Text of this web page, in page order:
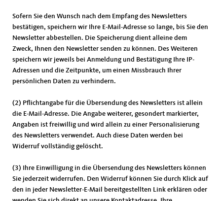
Sofern Sie den Wunsch nach dem Empfang des Newsletters
bestätigen, speichern wir Ihre E-Mail-Adresse so lange, bis Sie den
Newsletter abbestellen. Die Speicherung dient alleine dem
Zweck, Ihnen den Newsletter senden zu können. Des Weiteren
speichern wir jeweils bei Anmeldung und Bestätigung Ihre IP-
Adressen und die Zeitpunkte, um einen Missbrauch Ihrer
persönlichen Daten zu verhindern.
(2) Pflichtangabe für die Übersendung des Newsletters ist allein
die E-Mail-Adresse. Die Angabe weiterer, gesondert markierter,
Angaben ist freiwillig und wird allein zu einer Personalisierung
des Newsletters verwendet. Auch diese Daten werden bei
Widerruf vollständig gelöscht.
(3) Ihre Einwilligung in die Übersendung des Newsletters können
Sie jederzeit widerrufen. Den Widerruf können Sie durch Klick auf
den in jeder Newsletter-E-Mail bereitgestellten Link erklären oder